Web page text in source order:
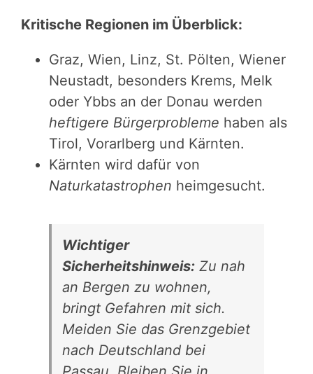
Kritische Regionen im Überblick:
Graz, Wien, Linz, St. Pölten, Wiener
Neustadt, besonders Krems, Melk
oder Ybbs an der Donau werden
heftigere Bürgerprobleme haben als
Tirol, Vorarlberg und Kärnten.
Kärnten wird dafür von
Naturkatastrophen heimgesucht.
Wichtiger
Sicherheitshinweis: Zu nah
an Bergen zu wohnen,
bringt Gefahren mit sich.
Meiden Sie das Grenzgebiet
nach Deutschland bei